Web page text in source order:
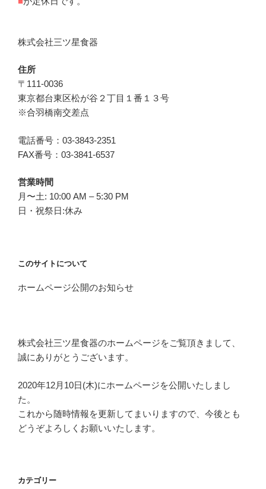
株式会社三ツ星食器
住所
〒111-0036
東京都台東区松が谷２丁目１番１３号
※合羽橋南交差点
電話番号：03-3843-2351
FAX番号：03-3841-6537
営業時間
月〜土: 10:00 AM – 5:30 PM
日・祝祭日:休み
このサイトについて
ホームページ公開のお知らせ
株式会社三ツ星食器のホームページをご覧頂きまして、
誠にありがとうございます。
2020年12月10日(木)にホームページを公開いたしまし
た。
これから随時情報を更新してまいりますので、今後とも
どうぞよろしくお願いいたします。
カテゴリー